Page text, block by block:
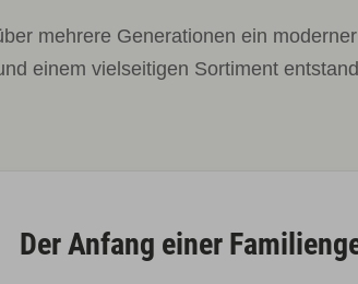
mehrere Generationen ein moderner
einem vielseitigen Sortiment
Der Anfang einer